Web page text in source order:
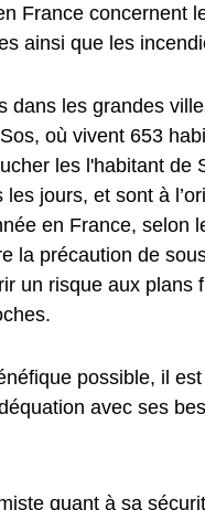
France concernent
ainsi que les
dans les grandes
où vivent 653
les l'habitant de
jours, et sont à
en France, selon
la précaution de
un risque aux plans
possible, il
avec ses
quant à sa